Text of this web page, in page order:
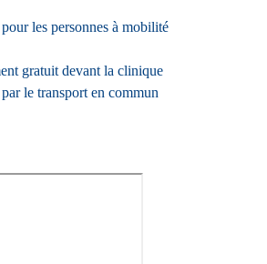
les personnes à mobilité
gratuit devant la clinique
le transport en commun